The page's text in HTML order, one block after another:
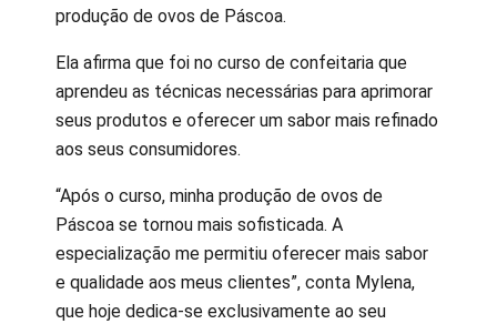
produção de ovos de Páscoa.
Ela afirma que foi no curso de confeitaria que
aprendeu as técnicas necessárias para aprimorar
seus produtos e oferecer um sabor mais refinado
aos seus consumidores.
“Após o curso, minha produção de ovos de
Páscoa se tornou mais sofisticada. A
especialização me permitiu oferecer mais sabor
e qualidade aos meus clientes”, conta Mylena,
que hoje dedica-se exclusivamente ao seu